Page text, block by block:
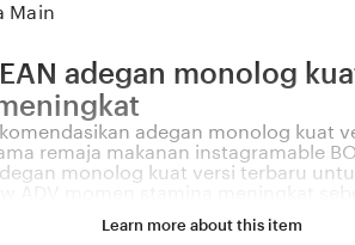
Main
adegan monolog
adegan monolog kuat
remaja makanan instagramable
monolog kuat versi terbaru
stamina meningkat jelajahi dunia
Learn more about this item